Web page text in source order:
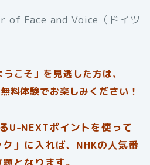
of Face and Voice（ドイツ
こそ」を見逃した方は、
料体験でお楽しみください！
U-NEXTポイントを使って
ク」に入れば、NHKの人気番